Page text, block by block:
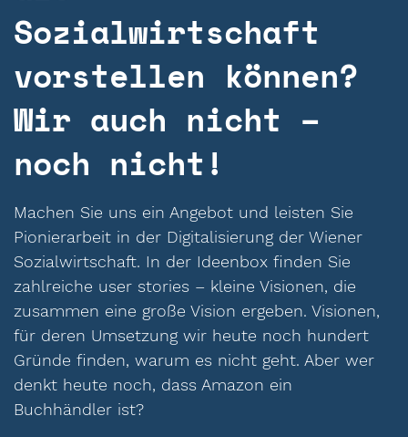
Sozialwirtschaft
vorstellen können?
Wir auch nicht –
noch nicht!
Machen Sie uns ein Angebot und leisten Sie
Pionierarbeit in der Digitalisierung der Wiener
Sozialwirtschaft. In der Ideenbox finden Sie
zahlreiche user stories – kleine Visionen, die
zusammen eine große Vision ergeben. Visionen,
für deren Umsetzung wir heute noch hundert
Gründe finden, warum es nicht geht. Aber wer
denkt heute noch, dass Amazon ein
Buchhändler ist?